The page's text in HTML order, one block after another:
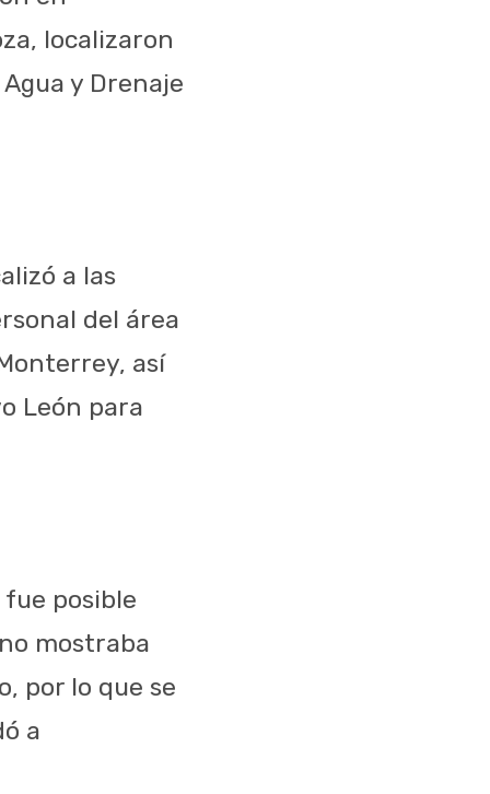
localizaron
y Drenaje
a las
del área
así
León para
posible
mostraba
por lo que se
a